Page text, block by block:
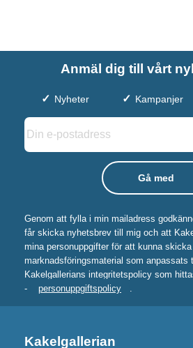
Anmäl dig till vårt
Nyheter Kampanjer
Genom att fylla i min mailadress
får skicka nyhetsbrev till mig och att
mina personuppgifter för att kunna skicka
marknadsföringsmaterial som anpassats
Kakelgallerians integritetspolicy som
-
personuppgiftspolicy .
Kakelgallerian